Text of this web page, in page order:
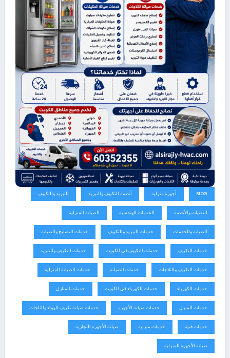
BLOG أجهزة منزلية أنظمة التكييف والتبريد التبريد والتكييف
التقنيات والأنظمة الخدمات الهندسية الصيانة المنزلية
الصيانة والخدمات خدمات التبريد والتكييف خدمات التصليح والصيانة
خدمات التكييف خدمات التكييف في الكويت خدمات التكييف والتبريد
خدمات التكييف والثلاجات خدمات الصيانة خدمات الصيانة المنزلية
خدمات الكهرباء خدمات الكهرباء في الكويت خدمات المنازل
خدمات المنزل خدمات صيانة الأجهزة خدمات صيانة تكييف الهواء والثلجات
خدمات فنية خدمات منزلية صيانة الأجهزة التجارية
صيانة الأجهزة المنزلية